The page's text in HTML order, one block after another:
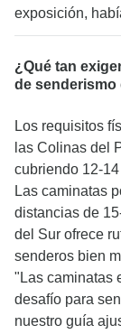
exposición,
¿Qué tan
de senderismo
Los requisitos
las Colinas del
cubriendo 12-
Las caminatas
distancias de
del Sur ofrece
senderos bien
"Las caminatas
desafío para
nuestro guía